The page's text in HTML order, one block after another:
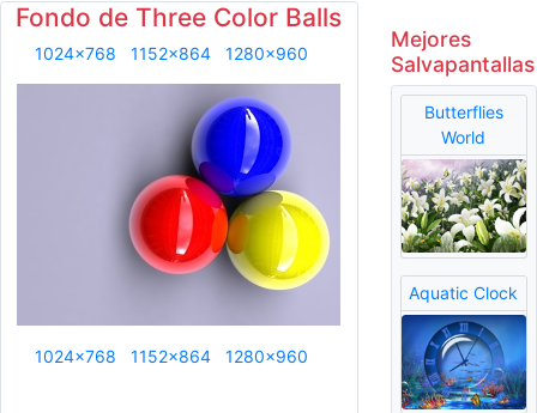
Fondo de Three Color Balls
1024x768 1152x864 1280x960
1024x768 1152x864 1280x960
Mejores
Salvapantallas
Butterflies
World
Aquatic Clock